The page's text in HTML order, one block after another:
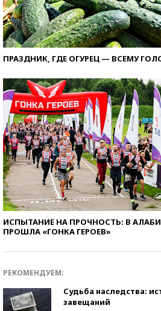
ПРАЗДНИК, ГДЕ ОГУРЕЦ — ВСЕМУ
ИСПЫТАНИЕ НА ПРОЧНОСТЬ: В
ПРОШЛА «ГОНКА ГЕРОЕВ»
РЕКОМЕНДУЕМ:
Судьба наследства:
завещаний